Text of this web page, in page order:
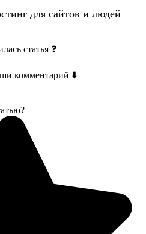
для сайтов и людей
статья ❓
комментарий ⬇️